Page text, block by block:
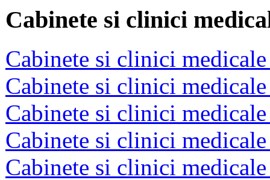
Cabinete si clinici
Cabinete si clinici
Cabinete si clinici
Cabinete si clinici
Cabinete si clinici
Cabinete si clinici